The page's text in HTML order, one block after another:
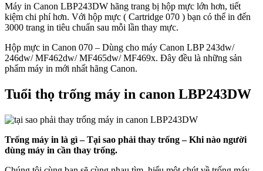
Máy in Canon LBP243DW hãng trang bị hộp mực lớn hơn, tiết
kiệm chi phí hơn. Với hộp mực ( Cartridge 070 ) bạn có thể in đến
3000 trang in tiêu chuẩn sau mỗi lần thay mực.
Hộp mực in Canon 070 – Dùng cho máy Canon LBP 243dw/
246dw/ MF462dw/ MF465dw/ MF469x. Đây đều là những sản
phẩm máy in mới nhất hãng Canon.
Tuổi thọ trống máy in canon LBP243DW
Trống máy in là gì – Tại sao phải thay trống – Khi nào người
dùng máy in cần thay trống.